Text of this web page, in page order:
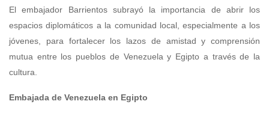
El embajador Barrientos subrayó la importancia de abrir los
espacios diplomáticos a la comunidad local, especialmente a los
jóvenes, para fortalecer los lazos de amistad y comprensión
mutua entre los pueblos de Venezuela y Egipto a través de la
cultura.
Embajada de Venezuela en Egipto